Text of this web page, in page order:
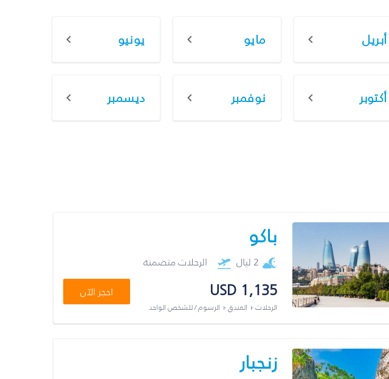
أبريل مايو يونيو
أكتوبر نوفمبر ديسمبر
باكو
2 ليال الرحلات متضمنة
USD 1,135
الرحلات + الفندق + الرسوم / للشخص الواحد
احجز الآن
زنجبار